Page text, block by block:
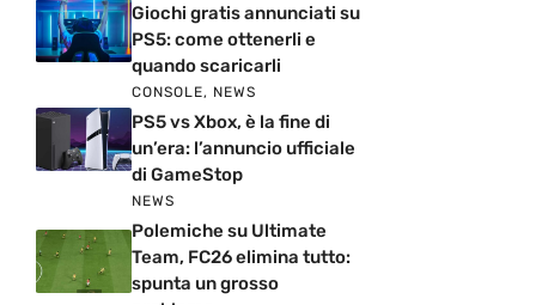
Giochi gratis annunciati su
PS5: come ottenerli e
quando scaricarli
CONSOLE, NEWS
PS5 vs Xbox, è la fine di
un’era: l’annuncio ufficiale
di GameStop
NEWS
Polemiche su Ultimate
Team, FC26 elimina tutto:
spunta un grosso